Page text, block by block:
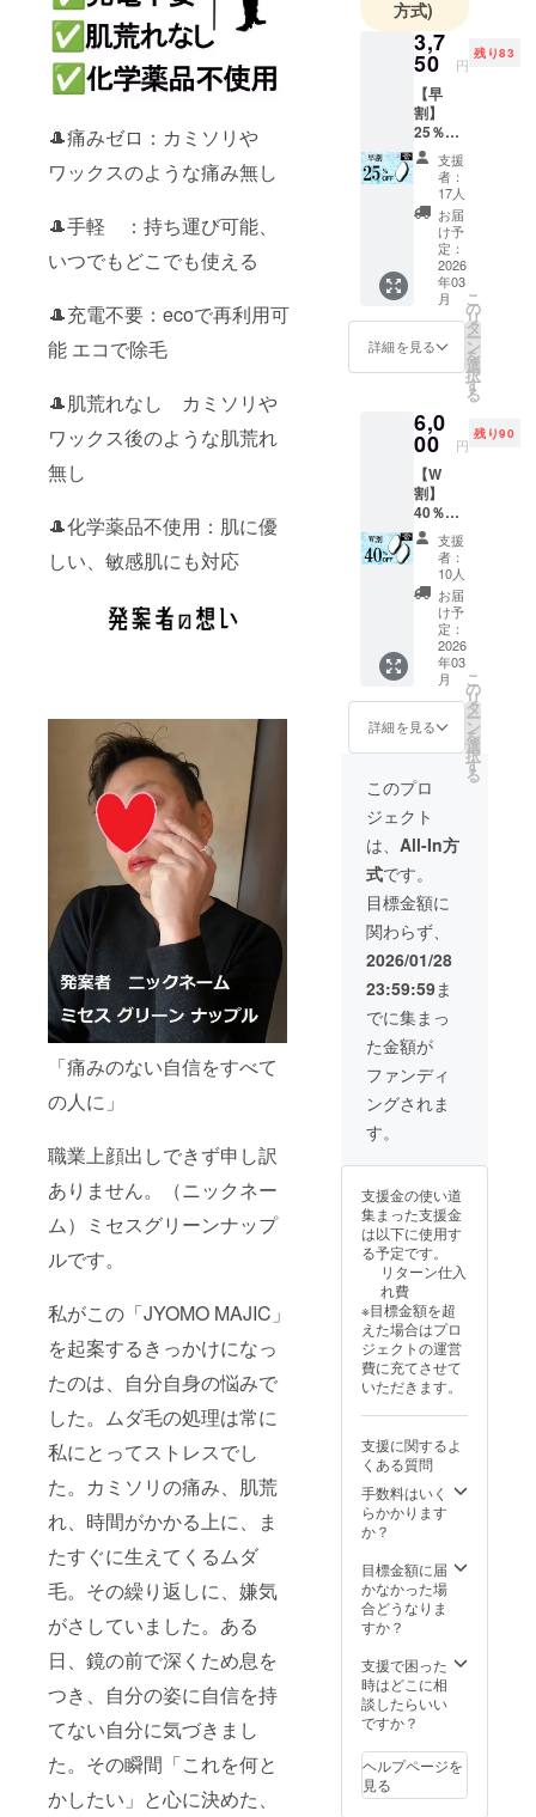
🎩痛みゼロ：カミソリや
ワックスのような痛み無し
🎩手軽 ：持ち運び可能、
いつでもどこでも使える
🎩充電不要：ecoで再利用可
能 エコで除毛
🎩肌荒れなし カミソリや
ワックス後のような肌荒れ
無し
🎩化学薬品不使用：肌に優
しい、敏感肌にも対応
「痛みのない自信をすべて
の人に」
職業上顔出しできず申し訳
ありません。（ニックネー
ム）ミセスグリーンナップ
ルです。
私がこの「JYOMO MAJIC」
を起案するきっかけになっ
たのは、自分自身の悩みで
した。ムダ毛の処理は常に
私にとってストレスでし
た。カミソリの痛み、肌荒
れ、時間がかかる上に、ま
たすぐに生えてくるムダ
毛。その繰り返しに、嫌気
がさしていました。ある
日、鏡の前で深くため息を
つき、自分の姿に自信を持
てない自分に気づきまし
た。その瞬間「これを何と
かしたい」と心に決めた、
「便利」
「欲しかっ
た！」と感
じていただ
けるような
アイテム
を、これか
らもお届け
してまいり
新商品やお
得情報は、
LINE公式ア
ぜひこの機
会にお友達
登録をお願
いいたしま
す。
【当社規約
とご案内事
項】
●キャンセル
について
ご支援確定
後のキャン
セルは原則
としてお受
けしており
ません。あ
らかじめご
了承のう
え、ご支援
いただきま
すようお願
い申し上げ
ます。
なお、万が
一不良品が
届いた場合
は、速やか
に代替品を
お送りいた
します。
●ご不在時の
お受け取り
について
時にご不在
だった場合
は、不在票
をご確認の
うえ、必ず
再配達をご
依頼くださ
い。
いただけず
弊社倉庫に
返送された
場合、再送
手数料およ
び送料（合
方式)
3,7
50 円
残り83
【早
割】
25％OF
F 100名
限定
JYOMO
MAJIC
定価
5,000円
→3,750
（税・
送料
込） 除
毛用
品、短
毛、携
帯可
能、コ
ンパク
ト設
計、丸
洗い可
能、敏
感肌対
応、美
容にも
効果的
で多部
位の角
質ケア
対応、
eco除
トギフ
トにも
最適で
す。
【内
容】
■JYOM
O
MAJIC
（定価
5,000
円）× 1
支援
者：
17人
お届
け予
定：
2026
年03
月
詳細を見る
こ
の
リ
タ
ー
ン
を
選
択
す
る
6,0
00 円
残り90
【W
割】
40％OF
F 100名
限定
JYOMO
MAJIC
定価
10,000
→6,000
（税・
送料
込） 除
毛用
品、短
時間脱
毛、携
帯可
能、コ
ンパク
ト設
計、丸
洗い可
能、敏
感肌対
応、美
容にも
効果的
で多部
位の角
質ケア
対応、
レゼン
トにも
最適で
す。
【内
容】
O
MAJIC
（定価
5,000
円）× 2
支援
者：
10人
お届
け予
定：
2026
年03
月
詳細を見る
こ
の
リ
タ
ー
ン
を
選
択
す
る
このプロ
ジェクト
は、 All-In方
式です。
目標金額に
関わらず、
2026/01/28
23:59:59ま
でに集まっ
た金額が
ファンディ
ングされま
す。
支援金の使い道
集まった支援金
は以下に使用す
る予定です。
リターン仕入
れ費
※目標金額を超
えた場合はプロ
ジェクトの運営
費に充てさせて
いただきます。
支援に関するよ
くある質問
手数料はいく
らかかります
か？
目標金額に届
かなかった場
合どうなりま
すか？
支援で困った
時はどこに相
談したらいい
ですか？
ヘルプページを
見る